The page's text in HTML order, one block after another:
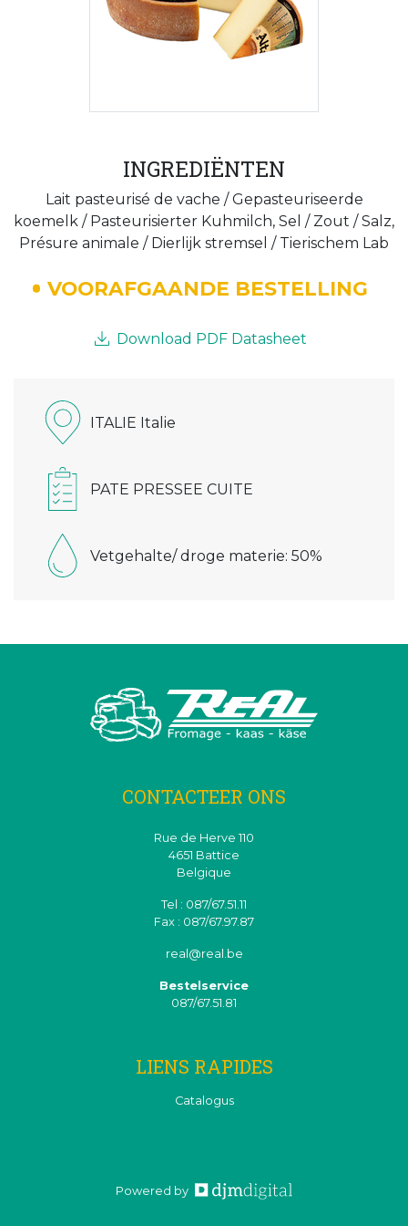
INGREDIËNTEN
Lait pasteurisé de vache / Gepasteuriseerde
koemelk / Pasteurisierter Kuhmilch, Sel / Zout / Salz,
Présure animale / Dierlijk stremsel / Tierischem Lab
VOORAFGAANDE BESTELLING
Download PDF Datasheet
ITALIE Italie
PATE PRESSEE CUITE
Vetgehalte/ droge materie: 50%
CONTACTEER ONS
Rue de Herve 110
4651 Battice
Belgique
Tel : 087/67.51.11
Fax : 087/67.97.87
real@real.be
Bestelservice
087/67.51.81
LIENS RAPIDES
Catalogus
Powered by